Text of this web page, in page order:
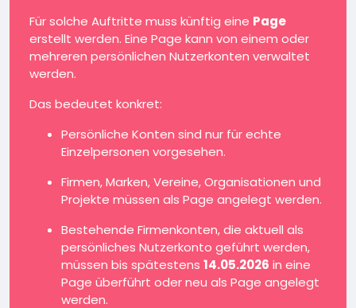
Für solche Auftritte muss künftig eine Page
erstellt werden. Eine Page kann von einem oder
mehreren persönlichen Nutzerkonten verwaltet
werden.
Das bedeutet konkret:
Persönliche Konten sind nur für echte
Einzelpersonen vorgesehen.
Firmen, Marken, Vereine, Organisationen und
Projekte müssen als Page angelegt werden.
Bestehende Firmenkonten, die aktuell als
persönliches Nutzerkonto geführt werden,
müssen bis spätestens 14.05.2026 in eine
Page überführt oder neu als Page angelegt
werden.